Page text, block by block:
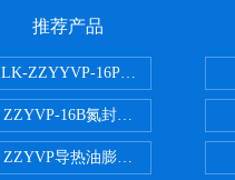
推荐产品
LK-ZZYYVP-16P不锈钢氮封阀
ZZYVP-16B氮封供氮阀
ZZYVP导热油膨胀槽氮封阀